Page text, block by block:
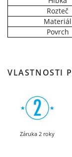
Rozteč
Materiál
Povrch
VLASTNOSTI
Záruka 2 roky